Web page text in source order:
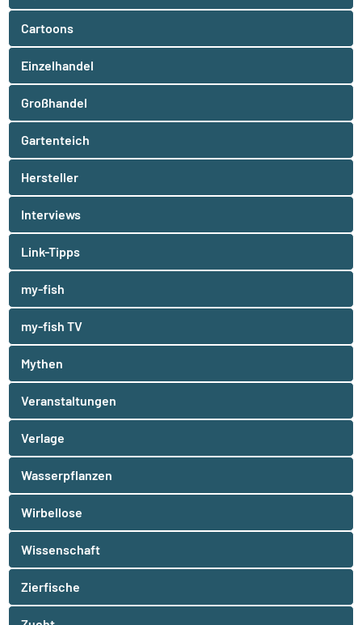
Cartoons
Einzelhandel
Großhandel
Gartenteich
Hersteller
Interviews
Link-Tipps
my-fish
my-fish TV
Mythen
Veranstaltungen
Verlage
Wasserpflanzen
Wirbellose
Wissenschaft
Zierfische